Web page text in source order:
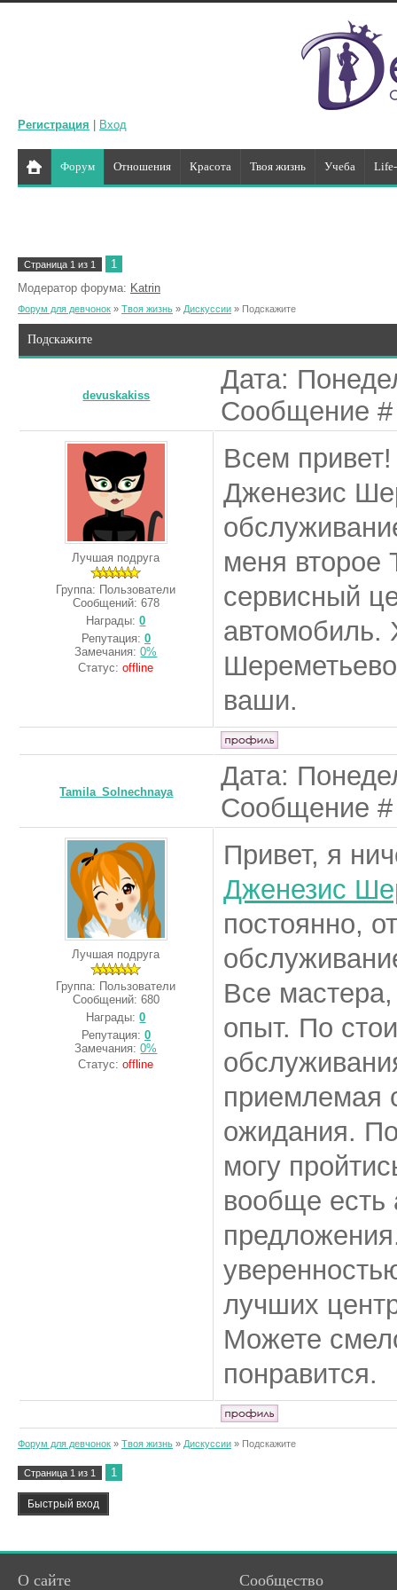
Регистрация Вход
Форум Отношения Красота Твоя жизнь Учеба
Страница 1 из 1
1
Модератор форума: Katrin
Форум для девчонок » Твоя жизнь » Дискуссии » Подскажите
Подскажите
devuskakiss
Дата:
Сообщение
Лучшая подруга
Группа: Пользователи
Сообщений: 678
Награды:0
Репутация: 0
Замечания:0%
Статус:offline
Всем
Дженезис
меня второе
сервисный
автомобиль.
ваши.
Tamila_Solnechnaya
Дата:
Сообщение
Лучшая подруга
Группа: Пользователи
Сообщений: 680
Награды:0
Репутация: 0
Замечания:0%
Статус:offline
Привет, я
Дженезис
постоянно,
Все
опыт. По
приемлемая
ожидания.
могу
вообще есть
лучших
Можете
понравится.
Форум для девчонок » Твоя жизнь » Дискуссии » Подскажите
Страница 1 из 1 1
О сайте Сообщество